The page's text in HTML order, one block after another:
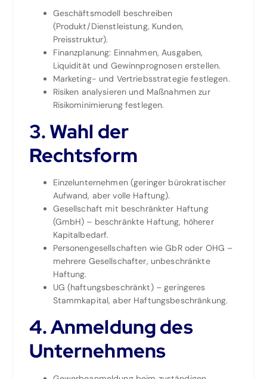
Geschäftsmodell beschreiben
(Produkt/Dienstleistung, Kunden,
Preisstruktur).
Finanzplanung: Einnahmen, Ausgaben,
Liquidität und Gewinnprognosen erstellen.
Marketing- und Vertriebsstrategie festlegen.
Risiken analysieren und Maßnahmen zur
Risikominimierung festlegen.
3. Wahl der
Rechtsform
Einzelunternehmen (geringer bürokratischer
Aufwand, aber volle Haftung).
Gesellschaft mit beschränkter Haftung
(GmbH) – beschränkte Haftung, höherer
Kapitalbedarf.
Personengesellschaften wie GbR oder OHG –
mehrere Gesellschafter, unbeschränkte
Haftung.
UG (haftungsbeschränkt) – geringeres
Stammkapital, aber Haftungsbeschränkung.
4. Anmeldung des
Unternehmens